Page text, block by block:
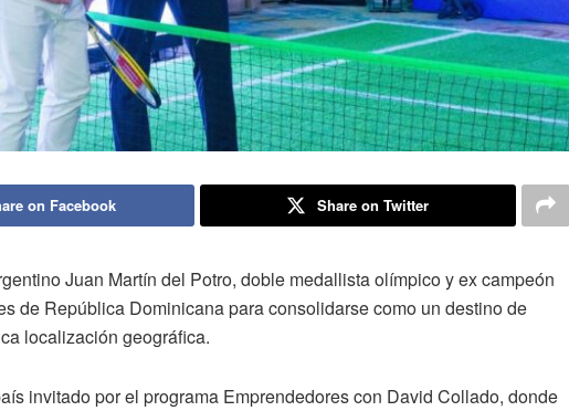
on Facebook Share on Twitter
Juan Martín del Potro, doble medallista olímpico y ex campeón
de República Dominicana para consolidarse como un destino de
localización geográfica.
invitado por el programa Emprendedores con David Collado, donde